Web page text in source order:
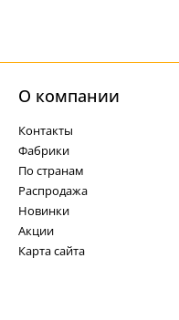
О компании
Контакты
Фабрики
По странам
Распродажа
Новинки
Акции
Карта сайта